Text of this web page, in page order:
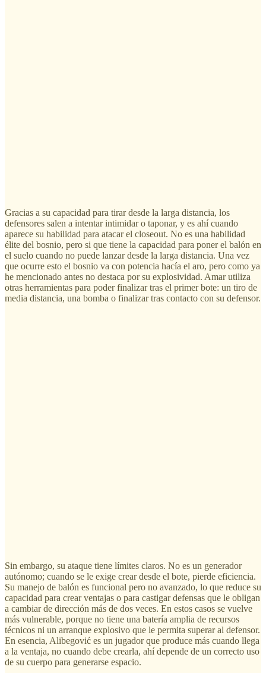
Gracias a su capacidad para tirar desde la larga distancia, los
defensores salen a intentar intimidar o taponar, y es ahí cuando
aparece su habilidad para atacar el closeout. No es una habilidad
élite del bosnio, pero si que tiene la capacidad para poner el balón en
el suelo cuando no puede lanzar desde la larga distancia. Una vez
que ocurre esto el bosnio va con potencia hacía el aro, pero como ya
he mencionado antes no destaca por su explosividad. Amar utiliza
otras herramientas para poder finalizar tras el primer bote: un tiro de
media distancia, una bomba o finalizar tras contacto con su defensor.
Sin embargo, su ataque tiene límites claros. No es un generador
autónomo; cuando se le exige crear desde el bote, pierde eficiencia.
Su manejo de balón es funcional pero no avanzado, lo que reduce su
capacidad para crear ventajas o para castigar defensas que le obligan
a cambiar de dirección más de dos veces. En estos casos se vuelve
más vulnerable, porque no tiene una batería amplia de recursos
técnicos ni un arranque explosivo que le permita superar al defensor.
En esencia, Alibegović es un jugador que produce más cuando llega
a la ventaja, no cuando debe crearla, ahí depende de un correcto uso
de su cuerpo para generarse espacio.